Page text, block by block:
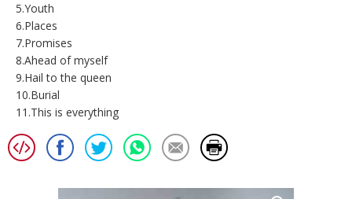
5.Youth
6.Places
7.Promises
8.Ahead of myself
9.Hail to the queen
10.Burial
11.This is everything